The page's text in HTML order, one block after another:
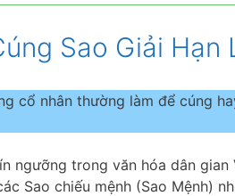
Sao Giải Hạn
cổ nhân thường làm để cúng
ngưỡng trong văn hóa dân
Sao chiếu mệnh (Sao Mệnh)